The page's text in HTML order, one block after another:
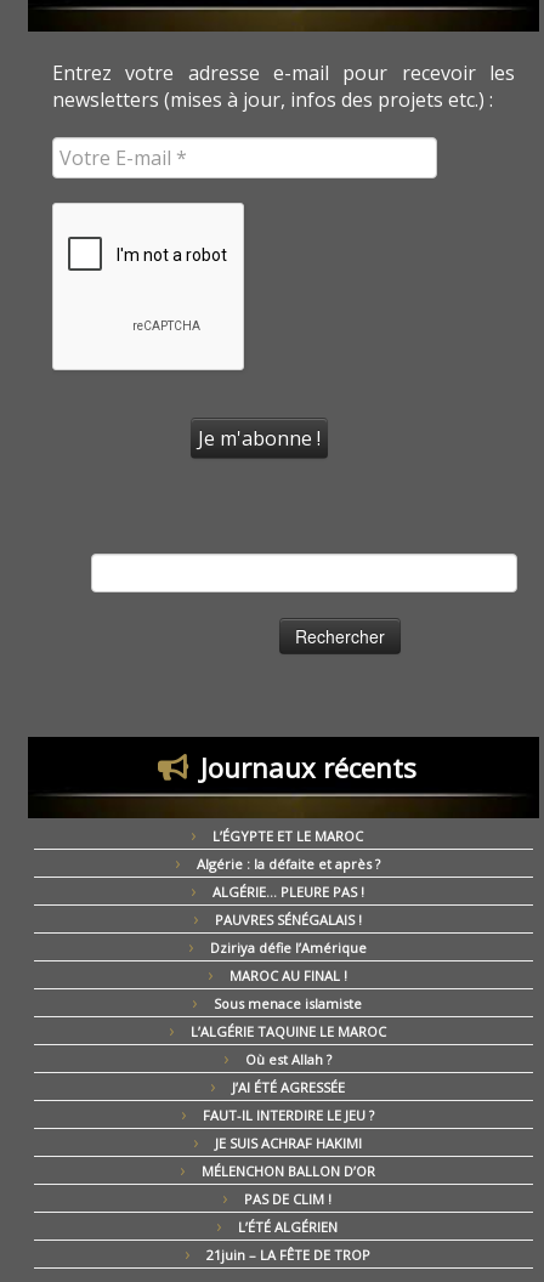
Entrez votre adresse e-mail pour recevoir les
newsletters (mises à jour, infos des projets etc.) :
Journaux récents
L’ÉGYPTE ET LE MAROC
Algérie : la défaite et après ?
ALGÉRIE… PLEURE PAS !
PAUVRES SÉNÉGALAIS !
Dziriya défie l’Amérique
MAROC AU FINAL !
Sous menace islamiste
L’ALGÉRIE TAQUINE LE MAROC
Où est Allah ?
J’AI ÉTÉ AGRESSÉE
FAUT-IL INTERDIRE LE JEU ?
JE SUIS ACHRAF HAKIMI
MÉLENCHON BALLON D’OR
PAS DE CLIM !
L’ÉTÉ ALGÉRIEN
21juin – LA FÊTE DE TROP